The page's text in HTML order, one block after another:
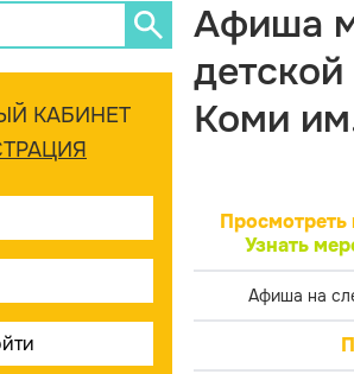
КАБИНЕТ
Афиша
Коми
Просмотреть
Узнать
Афиша на